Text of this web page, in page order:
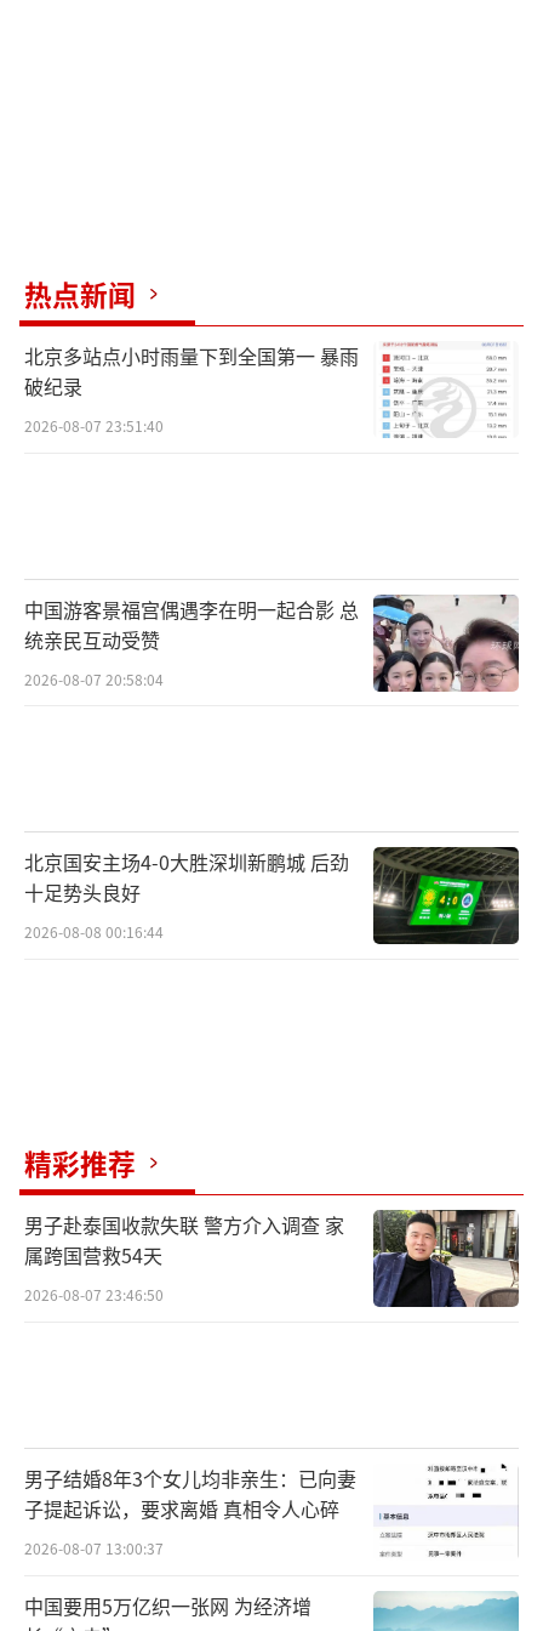
热点新闻
北京多站点小时雨量下到全国第一 暴雨
破纪录
2026-08-07 23:51:40
中国游客景福宫偶遇李在明一起合影 总
统亲民互动受赞
2026-08-07 20:58:04
北京国安主场4-0大胜深圳新鹏城 后劲
十足势头良好
2026-08-08 00:16:44
精彩推荐
男子赴泰国收款失联 警方介入调查 家
属跨国营救54天
2026-08-07 23:46:50
男子结婚8年3个女儿均非亲生：已向妻
子提起诉讼，要求离婚 真相令人心碎
2026-08-07 13:00:37
中国要用5万亿织一张网 为经济增